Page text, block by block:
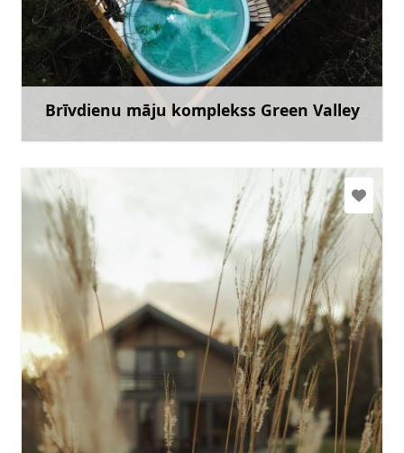
Brīvdienu māju komplekss Green Valley
info@greenvalleyhomes.lv
+371 27056622
Uzzināt vairāk